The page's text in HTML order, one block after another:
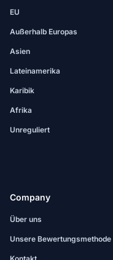
EU
Außerhalb Europas
Asien
Lateinamerika
Karibik
Afrika
Unreguliert
Company
Über uns
Unsere Bewertungsmethode